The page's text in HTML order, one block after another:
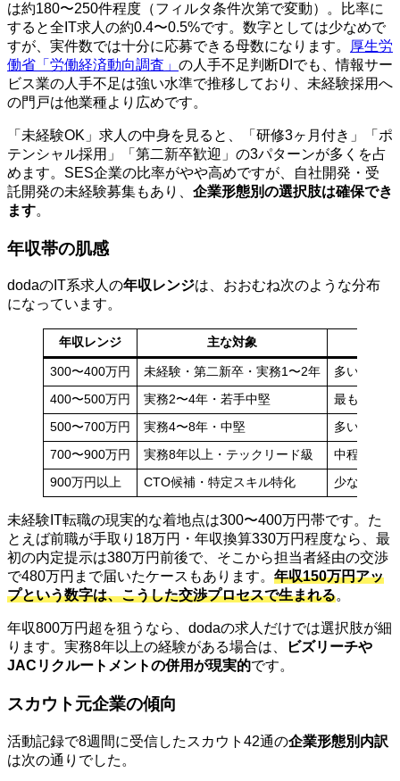
は約180〜250件程度（フィルタ条件次第で変動）。比率に
すると全IT求人の約0.4〜0.5%です。数字としては少なめで
すが、実件数では十分に応募できる母数になります。
厚生労
働省「労働経済動向調査」 の人手不足判断DIでも、情報サー
ビス業の人手不足は強い水準で推移しており、未経験採用へ
の門戸は他業種より広めです。
「未経験OK」求人の中身を見ると、「研修3ヶ月付き」「ポ
テンシャル採用」「第二新卒歓迎」の3パターンが多くを占
めます。SES企業の比率がやや高めですが、自社開発・受
託開発の未経験募集もあり、 企業形態別の選択肢は確保でき
ます。
年収帯の肌感
dodaのIT系求人の年収レンジは、おおむね次のような分布
になっています。
年収レンジ 主な対象
300〜400万円 未経験・第二新卒・実務1〜2年 多い（IT求
400〜500万円 実務2〜4年・若手中堅 最も多い（
500〜700万円 実務4〜8年・中堅 多い（約
700〜900万円 実務8年以上・テックリード級 中程度（約
900万円以上 CTO候補・特定スキル特化 少ない（約
未経験IT転職の現実的な着地点は300〜400万円帯です。た
とえば前職が手取り18万円・年収換算330万円程度なら、最
初の内定提示は380万円前後で、そこから担当者経由の交渉
で480万円まで届いたケースもあります。 年収150万円アッ
プという数字は、こうした交渉プロセスで生まれる。
年収800万円超を狙うなら、dodaの求人だけでは選択肢が細
ります。実務8年以上の経験がある場合は、
ビズリーチや
JACリクルートメントの併用が現実的です。
スカウト元企業の傾向
活動記録で8週間に受信したスカウト42通の企業形態別内訳
は次の通りでした。